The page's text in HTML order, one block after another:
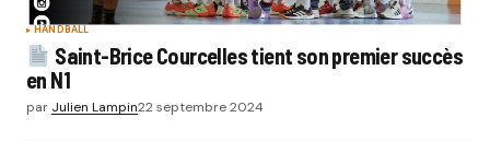
HANDBALL
Saint-Brice Courcelles tient son premier succès
en N1
par Julien Lampin22 septembre 2024